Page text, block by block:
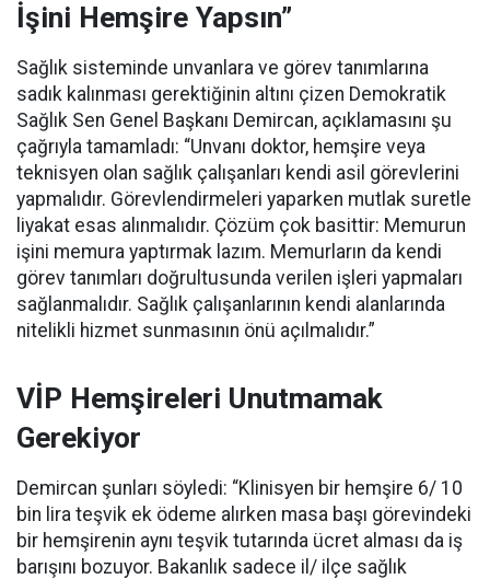
İşini Hemşire Yapsın”
Sağlık sisteminde unvanlara ve görev tanımlarına
sadık kalınması gerektiğinin altını çizen Demokratik
Sağlık Sen Genel Başkanı Demircan, açıklamasını şu
çağrıyla tamamladı: “Unvanı doktor, hemşire veya
teknisyen olan sağlık çalışanları kendi asil görevlerini
yapmalıdır. Görevlendirmeleri yaparken mutlak suretle
liyakat esas alınmalıdır. Çözüm çok basittir: Memurun
işini memura yaptırmak lazım. Memurların da kendi
görev tanımları doğrultusunda verilen işleri yapmaları
sağlanmalıdır. Sağlık çalışanlarının kendi alanlarında
nitelikli hizmet sunmasının önü açılmalıdır.”
VİP Hemşireleri Unutmamak
Gerekiyor
Demircan şunları söyledi: “Klinisyen bir hemşire 6/ 10
bin lira teşvik ek ödeme alırken masa başı görevindeki
bir hemşirenin aynı teşvik tutarında ücret alması da iş
barışını bozuyor. Bakanlık sadece il/ ilçe sağlık